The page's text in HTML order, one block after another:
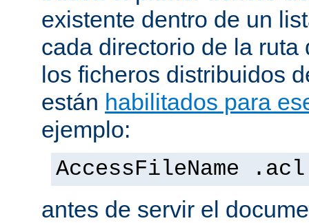
existente dentro de un
cada directorio de la ruta
los ficheros distribuidos
están habilitados para
ejemplo:
AccessFileName .acl
antes de servir el